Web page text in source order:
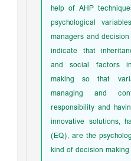
help of AHP
psychological
managers and
indicate that
and social factors
making so that
managing and
responsibility and
innovative solutions,
(EQ), are the
kind of decision